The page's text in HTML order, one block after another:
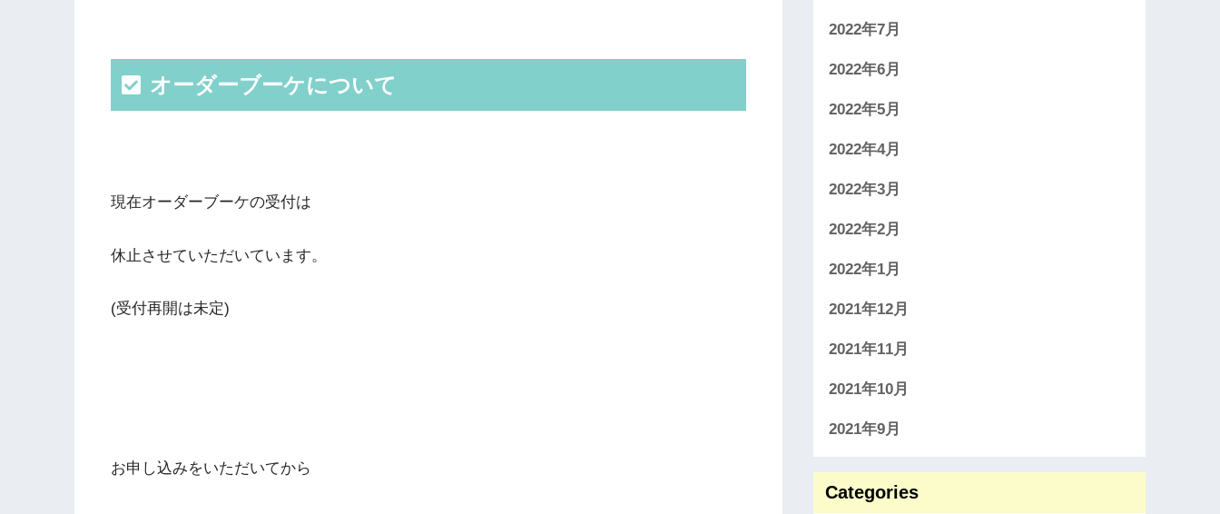
オーダーブーケについて
現在オーダーブーケの受付は
休止させていただいています。
(受付再開は未定)
お申し込みをいただいてから
2022年7月
2022年6月
2022年5月
2022年4月
2022年3月
2022年2月
2022年1月
2021年12月
2021年11月
2021年10月
2021年9月
Categories